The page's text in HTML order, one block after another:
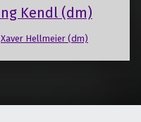
Kendl (dm)
Xaver Hellmeier (dm)